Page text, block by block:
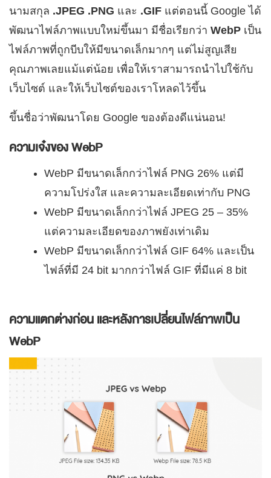
นามสกุล .JPEG .PNG และ .GIF แต่ตอนนี้ Google ได้
พัฒนาไฟล์ภาพแบบใหม่ขึ้นมา มีชื่อเรียกว่า WebP เป็น
ไฟล์ภาพที่ถูกบีบให้มีขนาดเล็กมากๆ แต่ไม่สูญเสีย
คุณภาพเลยแม้แต่น้อย เพื่อให้เราสามารถนำไปใช้กับ
เว็บไซต์ และให้เว็บไซต์ของเราโหลดไว้ขึ้น
ขึ้นชื่อว่าพัฒนาโดย Google ของต้องดีแน่นอน!
ความเจ๋งของ WebP
WebP มีขนาดเล็กกว่าไฟล์ PNG 26% แต่มี
ความโปร่งใส และความละเอียดเท่ากับ PNG
WebP มีขนาดเล็กกว่าไฟล์ JPEG 25 – 35%
แต่ความละเอียดของภาพยังเท่าเดิม
WebP มีขนาดเล็กกว่าไฟล์ GIF 64% และเป็น
ไฟล์ที่มี 24 bit มากกว่าไฟล์ GIF ที่มีแค่ 8 bit
ความแตกต่างก่อน และหลังการเปลี่ยนไฟล์ภาพเป็น
WebP